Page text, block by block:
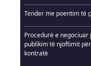
Tender me poentim të
Procedurë e negociuar
publikim të njoftimit për
kontratë